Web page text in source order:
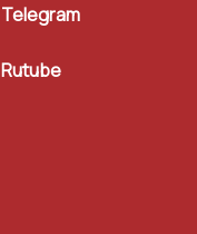
Telegram
Rutube